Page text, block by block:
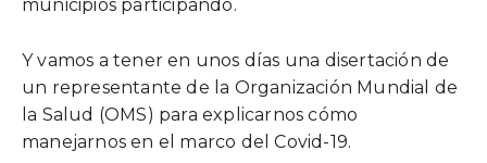
municipios participando.
Y vamos a tener en unos días una disertación de
un representante de la Organización Mundial de
la Salud (OMS) para explicarnos cómo
manejarnos en el marco del Covid-19.